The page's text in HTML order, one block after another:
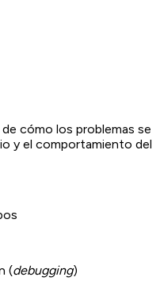
cómo los problemas se
y el comportamiento del
(debugging)